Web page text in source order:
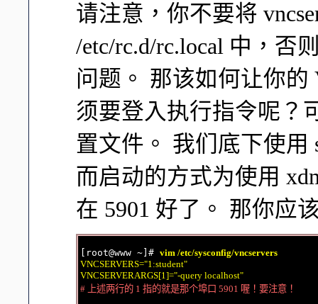
请注意，你不要将
/etc/rc.d/rc.local 中，否
问题。 那该如何让你的
须要登入执行指令呢？
置文件。 我们底下使用
而启动的方式为使用
在 5901 好了。 那你应
[root@www ~]# vim /etc/sysconfig/vncservers
VNCSERVERS="1:student"
VNCSERVERARGS[1]="-query localhost"
# 上述两行的 1 指的就是那个埠口 5901 喔！要注意！